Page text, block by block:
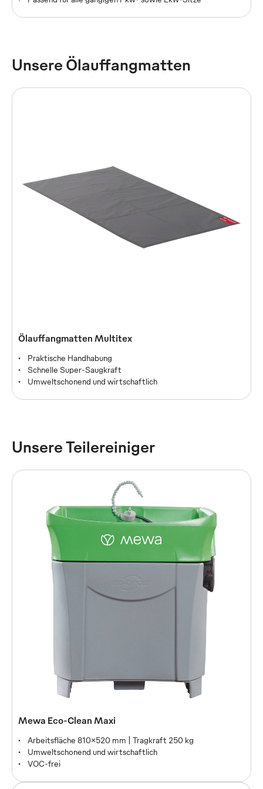
Autositzschonbezug TOPTEX
Aus reißfestem und flüssigkeitsabweisendem Gewebe
Erhältlich in 2 Varianten
Passend für alle gängigen Pkw- sowie Lkw-Sitze
Unsere Ölauffangmatten
Ölauffangmatten Multitex
Praktische Handhabung
Schnelle Super-Saugkraft
Umweltschonend und wirtschaftlich
Schnelle Super-Saugkraft
Umweltschonend und wirtschaftlich
Unsere Teilereiniger
Mewa Eco-Clean Maxi
Arbeitsfläche 810x520 mm | Tragkraft 250 kg
Umweltschonend und wirtschaftlich
VOC-frei